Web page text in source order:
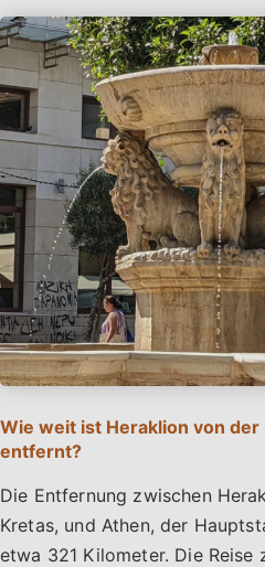
Wie weit ist Heraklion von
entfernt?
Die Entfernung zwischen
Kretas, und Athen, der
etwa 321 Kilometer. Die Reise